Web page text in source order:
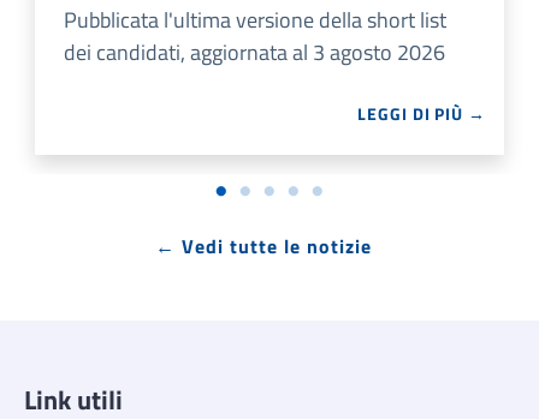
Pubblicata l'ultima versione della short list
dei candidati, aggiornata al 3 agosto 2026
LEGGI DI PIÙ →
← Vedi tutte le notizie
Link utili